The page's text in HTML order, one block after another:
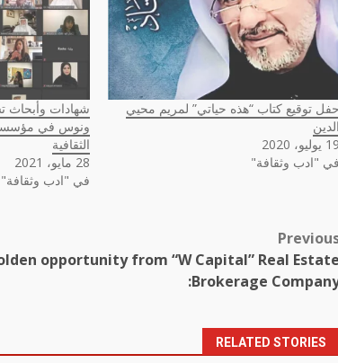
حفل توقيع كتاب “هذه حياتي” لمريم محيي
الدين
19 يوليو، 2020
في "ادب وثقافة"
شهادات وأبحاث
ونوس في
الثقافية
28 مايو، 2021
في "ادب وثقافة"
opportunity from “W Capital” Real Estate
Brokerage
RELATED STORIES